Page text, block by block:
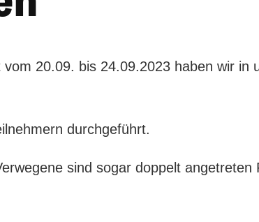
vom 20.09. bis 24.09.2023 haben wir in
durchgeführt.
sind sogar doppelt angetreten